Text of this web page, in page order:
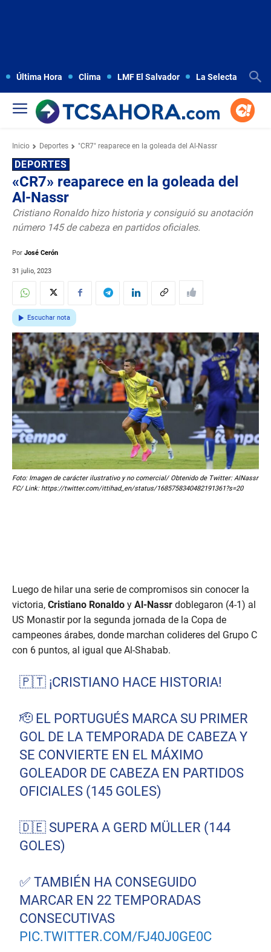
Última Hora Clima LMF El Salvador La Selecta
Inicio Deportes "CR7" reaparece en la goleada del Al-Nassr
DEPORTES
«CR7» reaparece en la goleada del
Al-Nassr
Cristiano Ronaldo hizo historia y consiguió su anotación
número 145 de cabeza en partidos oficiales.
Por José Cerón
31 julio, 2023
Escuchar nota
Foto: Imagen de carácter ilustrativo y no comercial/ Obtenido de Twitter: AlNassr
FC/ Link: https://twitter.com/ittihad_en/status/1685758340482191361?s=20
Luego de hilar una serie de compromisos sin conocer la
victoria, Cristiano Ronaldo y Al-Nassr doblegaron (4-1) al
US Monastir por la segunda jornada de la Copa de
campeones árabes, donde marchan colideres del Grupo C
con 6 puntos, al igual que Al-Shabab.
🇵🇹 ¡CRISTIANO HACE HISTORIA!
🫡 EL PORTUGUÉS MARCA SU PRIMER
GOL DE LA TEMPORADA DE CABEZA Y
SE CONVIERTE EN EL MÁXIMO
GOLEADOR DE CABEZA EN PARTIDOS
OFICIALES (145 GOLES)
🇩🇪 SUPERA A GERD MÜLLER (144
GOLES)
✅ TAMBIÉN HA CONSEGUIDO
MARCAR EN 22 TEMPORADAS
CONSECUTIVAS
PIC.TWITTER.COM/FJ40J0GE0C